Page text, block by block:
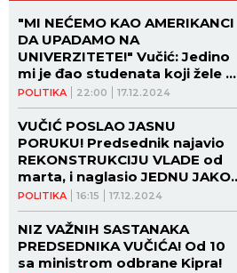
POLITIKA 22:00 17.12.2024
"MI NEĆEMO KAO AMERIKANCI
DA UPADAMO NA
UNIVERZITETE!" Vučić: Jedino
mi je đao studenata koji žele da
uče! (VIDEO)
POLITIKA 16:15 17.12.2024
VUČIĆ POSLAO JASNU
PORUKU! Predsednik najavio
REKONSTRUKCIJU VLADE od
marta, i naglasio JEDNU JAKO
VAŽNU STVAR!
NIZ VAŽNIH SASTANAKA
PREDSEDNIKA VUČIĆA! Od 10
sa ministrom odbrane Kipra!